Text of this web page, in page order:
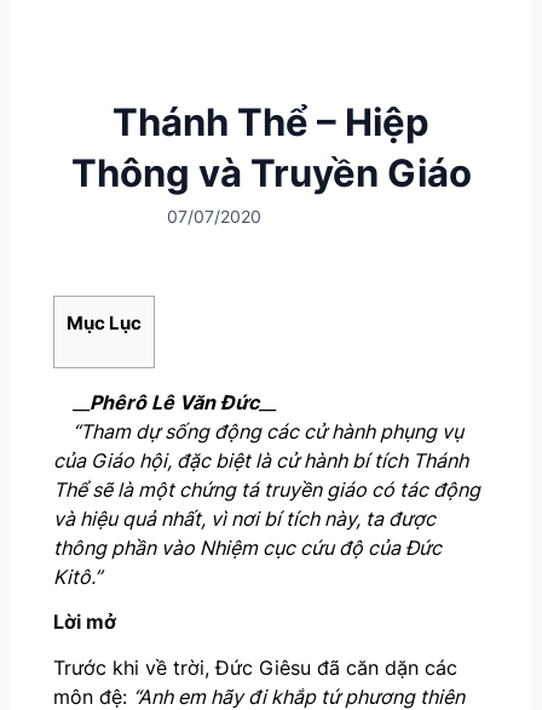
Thánh Thể – Hiệp
Thông và Truyền Giáo
07/07/2020
Mục Lục
Phêrô Lê Văn Đức__
“Tham dự sống động các cử hành phụng vụ
của Giáo hội, đặc biệt là cử hành bí tích Thánh
Thể sẽ là một chứng tá truyền giáo có tác động
và hiệu quả nhất, vì nơi bí tích này, ta được
thông phần vào Nhiệm cục cứu độ của Đức
Kitô.”
Lời mở
Trước khi về trời, Đức Giêsu đã căn dặn các
môn đệ: “Anh em hãy đi khắp tứ phương thiên